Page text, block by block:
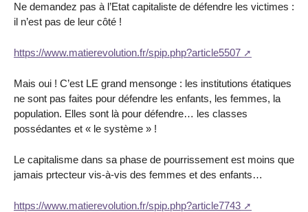
Ne demandez pas à l’Etat capitaliste de défendre les victimes :
il n’est pas de leur côté !
https://www.matierevolution.fr/spip.php?article5507
Mais oui ! C’est LE grand mensonge : les institutions étatiques
ne sont pas faites pour défendre les enfants, les femmes, la
population. Elles sont là pour défendre… les classes
possédantes et « le système » !
Le capitalisme dans sa phase de pourrissement est moins que
jamais prtecteur vis-à-vis des femmes et des enfants…
https://www.matierevolution.fr/spip.php?article7743